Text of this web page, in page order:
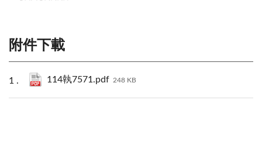
附件下載
114執7571.pdf 248 KB